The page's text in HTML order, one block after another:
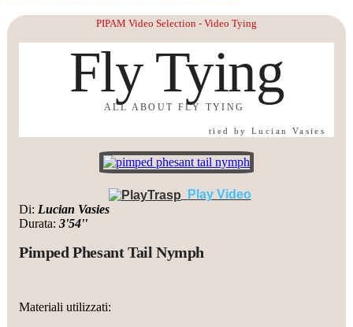
PIPAM Video Selection - Video Tying
Fly Tying
ALL ABOUT FLY TYING
tied by Lucian Vasies
Play Video
Di: Lucian Vasies
Durata: 3'54''
Pimped Phesant Tail Nymph
Materiali utilizzati: